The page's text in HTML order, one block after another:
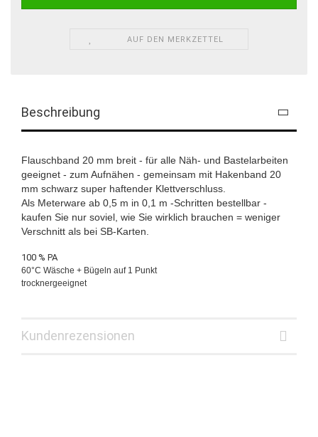
AUF DEN MERKZETTEL
Beschreibung
Flauschband 20 mm breit - für alle Näh- und Bastelarbeiten
geeignet - zum Aufnähen - gemeinsam mit Hakenband 20
mm schwarz super haftender Klettverschluss.
Als Meterware ab 0,5 m in 0,1 m -Schritten bestellbar -
kaufen Sie nur soviel, wie Sie wirklich brauchen = weniger
Verschnitt als bei SB-Karten.
100 % PA
60°C Wäsche + Bügeln auf 1 Punkt
trocknergeeignet
Kundenrezensionen